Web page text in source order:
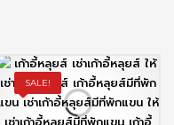
SALE!